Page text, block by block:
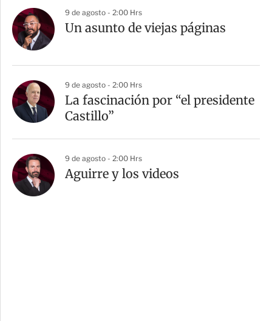
9 de agosto - 2:00 Hrs
Un asunto de viejas páginas
9 de agosto - 2:00 Hrs
La fascinación por “el presidente
Castillo”
9 de agosto - 2:00 Hrs
Aguirre y los videos